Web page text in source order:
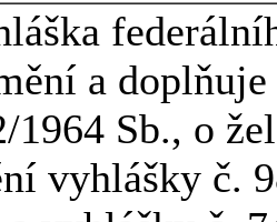
a
1964 Sb., o
vyhlášky č.